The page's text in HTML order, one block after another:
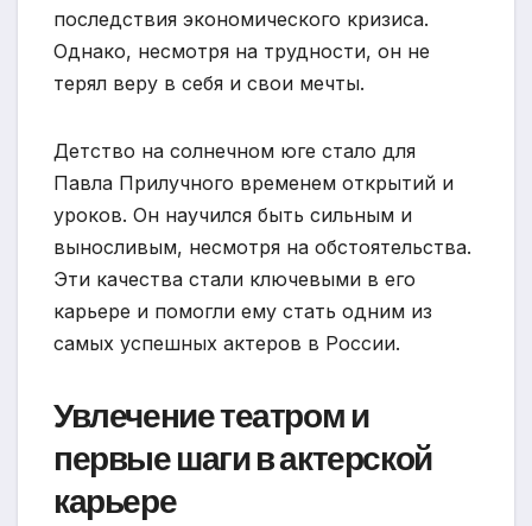
последствия экономического кризиса.
Однако, несмотря на трудности, он не
терял веру в себя и свои мечты.
Детство на солнечном юге стало для
Павла Прилучного временем открытий и
уроков. Он научился быть сильным и
выносливым, несмотря на обстоятельства.
Эти качества стали ключевыми в его
карьере и помогли ему стать одним из
самых успешных актеров в России.
Увлечение театром и
первые шаги в актерской
карьере